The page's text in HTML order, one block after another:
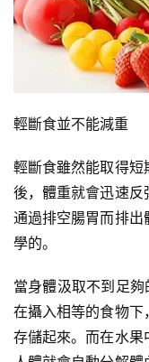
伽
頻
輕斷食並不能減重
輕斷食雖然能取得
後，體重就會迅速反
通過排空腸胃而排
學的。
當身體汲取不到足夠
在攝入相等的食物
存儲起來。而在水果